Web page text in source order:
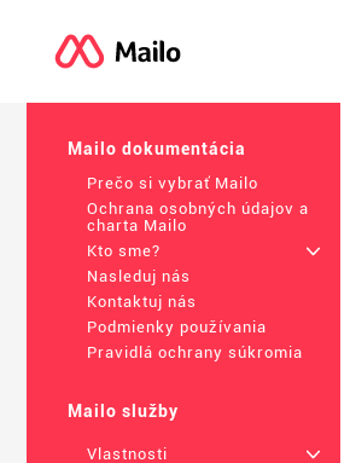
Mailo dokumentácia
Prečo si vybrať Mailo
Ochrana osobných údajov a
charta Mailo
Kto sme?
+
Nasleduj nás
Kontaktuj nás
Podmienky používania
Pravidlá ochrany súkromia
Mailo služby
Vlastnosti
+